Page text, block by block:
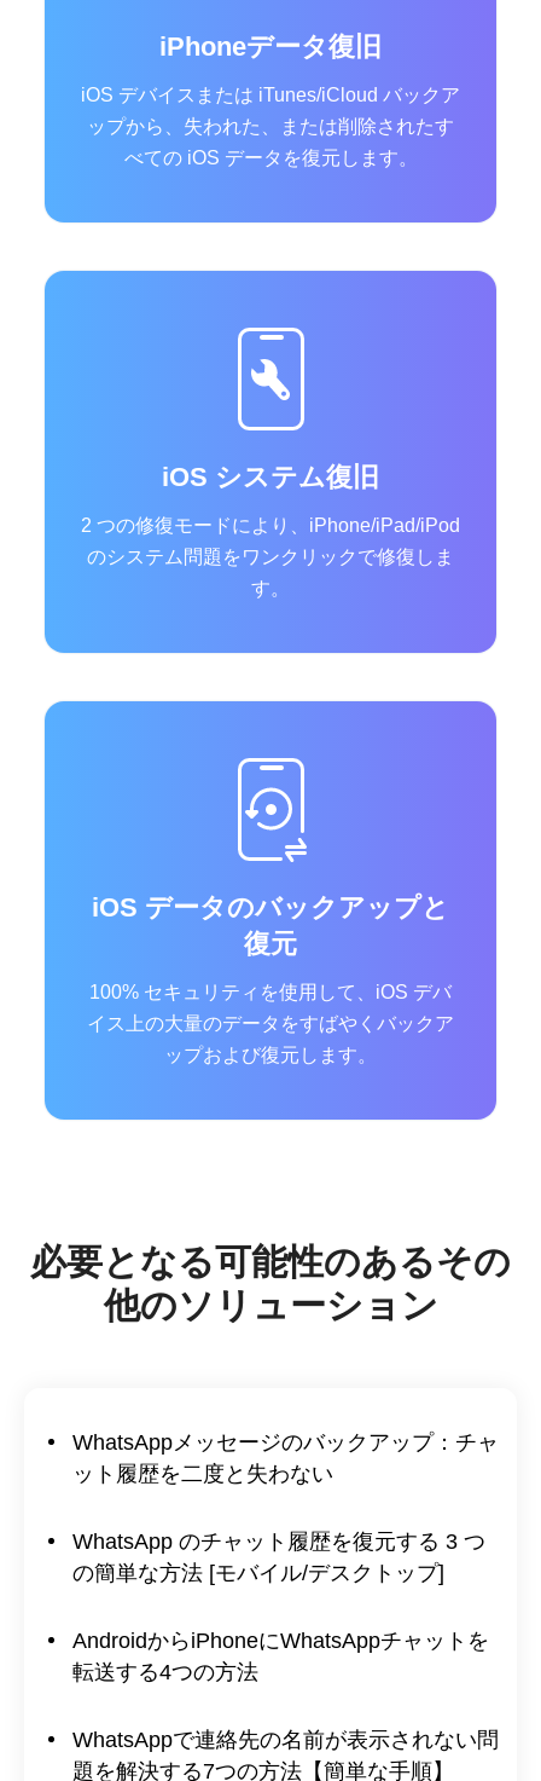
iPhoneデータ復旧
iOS デバイスまたは iTunes/iCloud バックア
ップから、失われた、または削除されたす
べての iOS データを復元します。
iOS システム復旧
2 つの修復モードにより、iPhone/iPad/iPod
のシステム問題をワンクリックで修復しま
す。
iOS データのバックアップと
復元
100% セキュリティを使用して、iOS デバ
イス上の大量のデータをすばやくバックア
ップおよび復元します。
必要となる可能性のあるその
他のソリューション
WhatsAppメッセージのバックアップ：チャ
ット履歴を二度と失わない
WhatsApp のチャット履歴を復元する 3 つ
の簡単な方法 [モバイル/デスクトップ]
AndroidからiPhoneにWhatsAppチャットを
転送する4つの方法
WhatsAppで連絡先の名前が表示されない問
題を解決する7つの方法【簡単な手順】